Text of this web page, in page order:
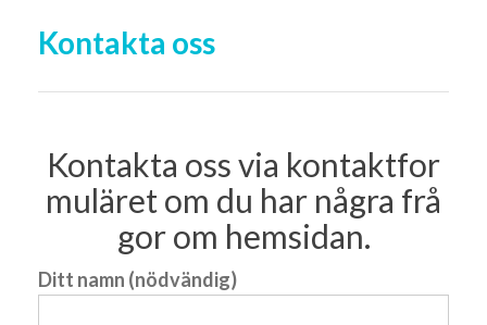
Kontakta oss
Kontakta oss via kontaktfor
muläret om du har några frå
gor om hemsidan.
Ditt namn (nödvändig)